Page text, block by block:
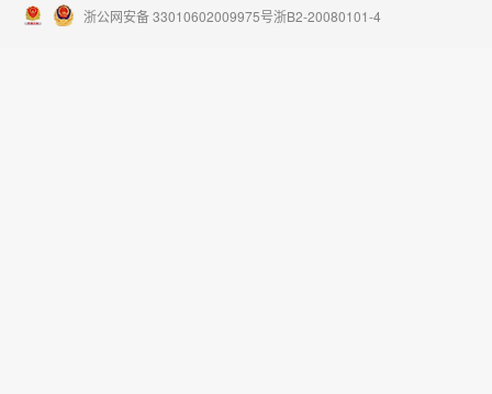
浙公网安备 33010602009975号浙B2-20080101-4